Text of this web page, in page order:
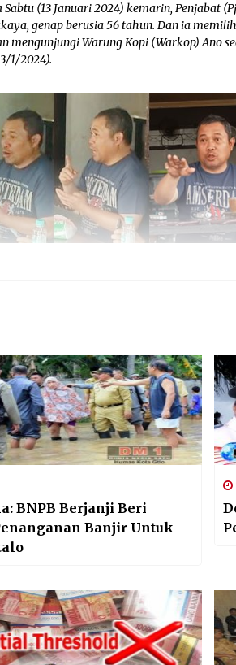
Sabtu (13 Januari 2024) kemarin, Penjabat
genap berusia 56 tahun. Dan ia
mengunjungi Warung Kopi (Warkop) Ano
1/2024).
BNPB Berjanji Beri
Banjir Untuk